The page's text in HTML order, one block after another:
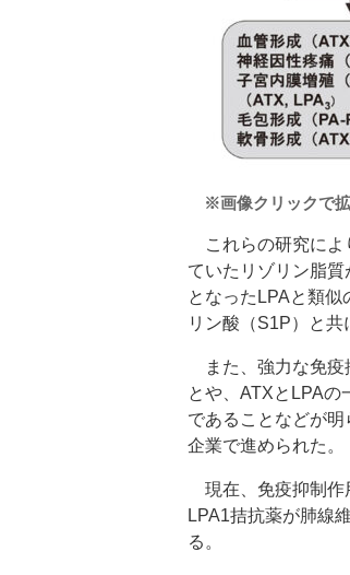
※画像クリックで
これらの研究によ
ていたリゾリン脂
となったLPAと類
リン酸（S1P）と共
また、強力な免疫
とや、ATXとLPAの
であることなどが
企業で進められた。
現在、免疫抑制作
LPA1拮抗薬が肺線
る。